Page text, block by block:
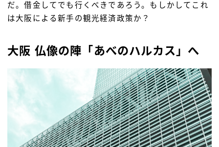
だ。借金してでも行くべきであろう。もしかしてこれ
は大阪による新手の観光経済政策か？
大阪 仏像の陣「あべのハルカス」へ